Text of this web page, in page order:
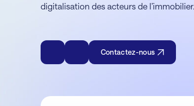
digitalisation des acteurs de l’immobilier.
Contactez-nous